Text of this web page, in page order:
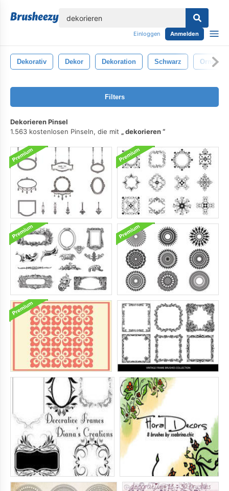
Einloggen Anmelden
Dekorativ Dekor Dekoration Schwarz
Filters
Dekorieren Pinsel
1.563 kostenlosen Pinseln, die mit
dekorieren